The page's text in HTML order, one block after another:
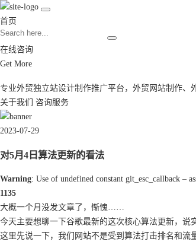
首页
在线咨询
Get More
专业外贸独立站设计制作推广平台， 外贸网站制作、
关于我们
咨询服务
2023-07-29
对5月4日算法更新的看法
Warning: Use of undefined constant git_esc_callback –
1135
大概一个月没发文章了，惭愧……
今天主要想聊一下谷歌最新的这次核心算法更新，说
这里先说一下，我们网站不是受到算法打击排名和